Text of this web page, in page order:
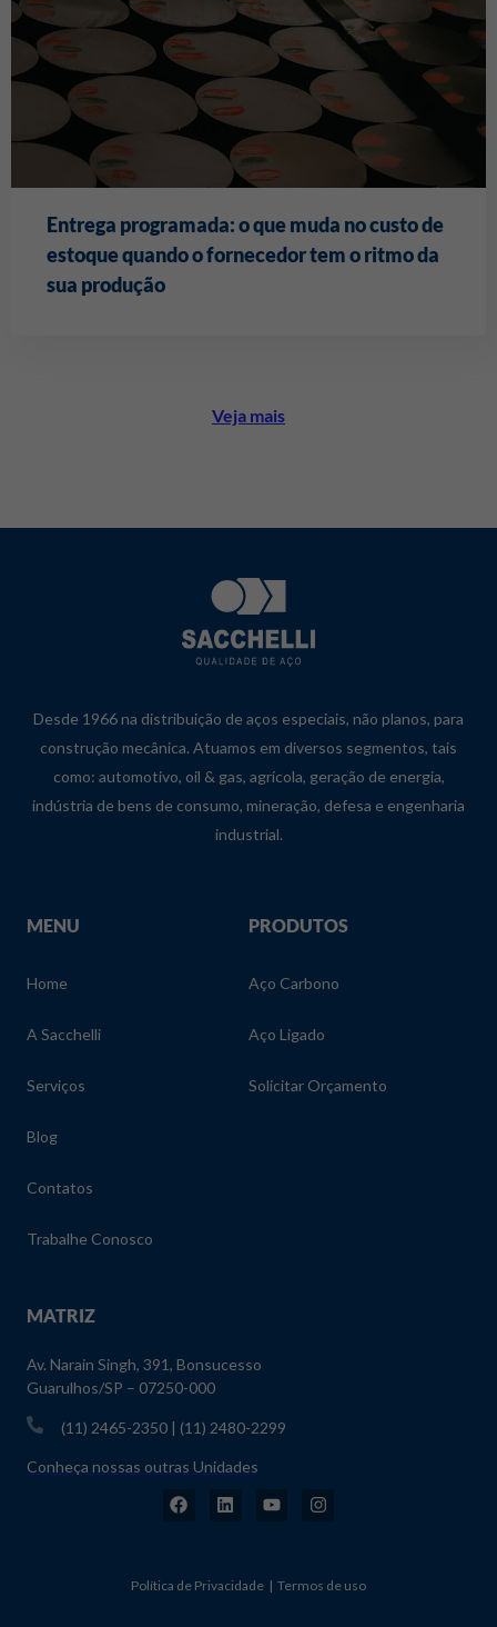
Entrega programada: o que muda no custo de
estoque quando o fornecedor tem o ritmo da
sua produção
Veja mais
Desde 1966 na distribuição de aços especiais, não planos, para
construção mecânica. Atuamos em diversos segmentos, tais
como: automotivo, oil & gas, agrícola, geração de energia,
indústria de bens de consumo, mineração, defesa e engenharia
industrial.
MENU
Home
A Sacchelli
Serviços
Blog
Contatos
Trabalhe Conosco
PRODUTOS
Aço Carbono
Aço Ligado
Solicitar Orçamento
MATRIZ
Av. Narain Singh, 391, Bonsucesso
Guarulhos/SP – 07250-000
(11) 2465-2350 | (11) 2480-2299
Conheça nossas outras Unidades
Política de Privacidade | Termos de uso